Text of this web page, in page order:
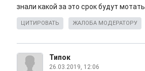
знали какой за это срок будут мотать.
ЦИТИРОВАТЬ ЖАЛОБА МОДЕРАТОРУ
Типок
26.03.2019, 12:06